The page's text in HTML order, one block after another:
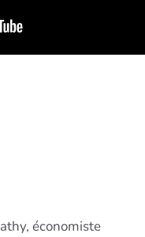
économiste